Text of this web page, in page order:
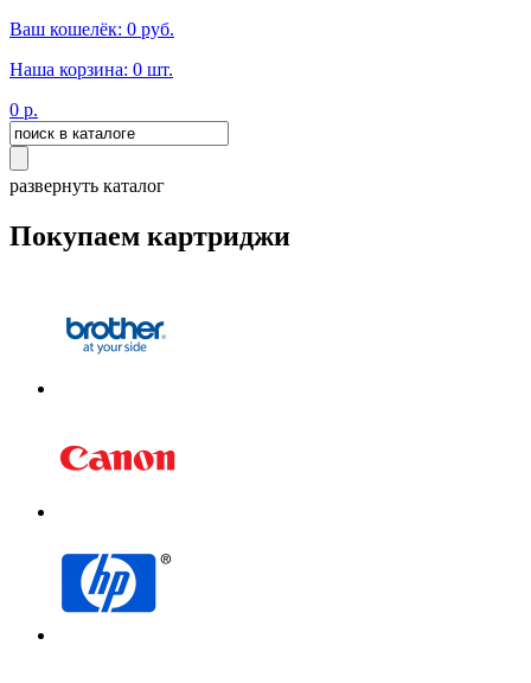
Ваш кошелёк: 0 руб.
Наша корзина: 0 шт.
0 р.
развернуть каталог
Покупаем картриджи